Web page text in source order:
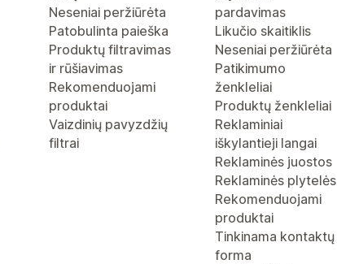
Neseniai peržiūrėta
Patobulinta paieška
Produktų filtravimas
ir rūšiavimas
Rekomenduojami
produktai
Vaizdinių pavyzdžių
filtrai
pardavimas
Likučio skaitiklis
Neseniai peržiūrėta
Patikimumo
ženkleliai
Produktų ženkleliai
Reklaminiai
iškylantieji langai
Reklaminės juostos
Reklaminės plytelės
Rekomenduojami
produktai
Tinkinama kontaktų
forma